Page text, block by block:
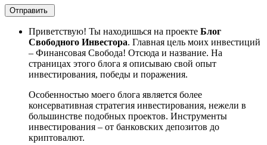
Приветствую! Ты находишься на проекте Блог
Свободного Инвестора. Главная цель моих инвестиций
– Финансовая Свобода! Отсюда и название. На
страницах этого блога я описываю свой опыт
инвестирования, победы и поражения.
Особенностью моего блога является более
консервативная стратегия инвестирования, нежели в
большинстве подобных проектов. Инструменты
инвестирования – от банковских депозитов до
криптовалют.